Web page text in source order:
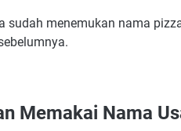
sudah menemukan nama
Memakai Nama